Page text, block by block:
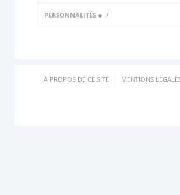
PERSONNALITÉS ● /
A PROPOS DE CE SITE MENTIONS